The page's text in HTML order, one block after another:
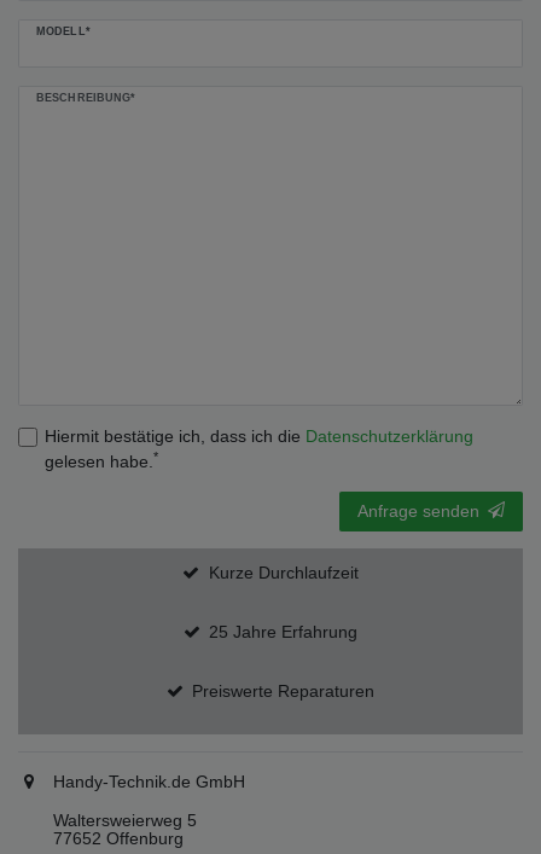
MODELL*
BESCHREIBUNG*
Hiermit bestätige ich, dass ich die Daten­schutz­erklärung
gelesen habe. *
Anfrage senden
Kurze Durchlaufzeit
25 Jahre Erfahrung
Preiswerte Reparaturen
Handy-Technik.de GmbH
Waltersweierweg 5
77652 Offenburg